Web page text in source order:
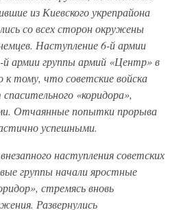
из Киевского укрепрайона
со всех сторон окружены
Наступление 6-й армии
армии группы армий «Центр» в
к тому, что советские войска
«коридора»,
Отчаянные попытки прорыва
успешными.
наступления советских
группы начали яростные
стремясь вновь
Развернулись